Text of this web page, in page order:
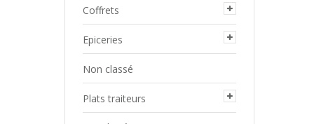
Coffrets
Epiceries
Non classé
Plats traiteurs